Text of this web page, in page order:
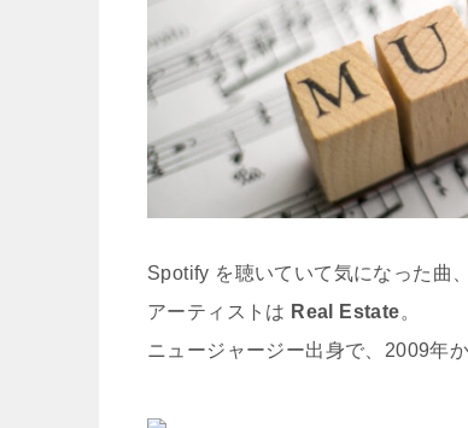
Spotify を聴いていて気になった曲、
アーティストは Real Estate。
ニュージャージー出身で、2009年